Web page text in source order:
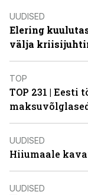
UUDISED
Elering
välja
TOP
TOP 231 | Eesti
UUDISED
Hiiumaale
UUDISED